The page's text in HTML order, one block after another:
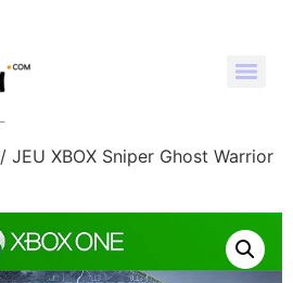
/ JEU XBOX Sniper Ghost Warrior